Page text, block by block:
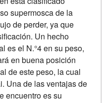
supermosca de la
de perder, ya que
Un hecho
es el N.°4 en su peso,
en buena posición
de este peso, la cual
Una de las ventajas de
encuentro es su